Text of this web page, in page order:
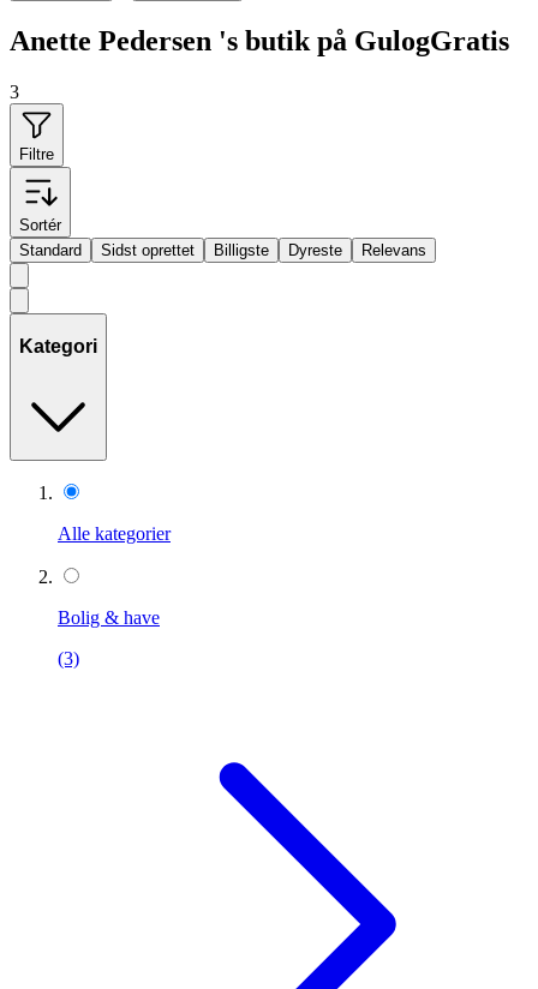
Anette Pedersen 's butik på GulogGratis
3
Filtre
Sortér
Standard
Sidst oprettet Billigste Dyreste Relevans
Kategori
Alle kategorier
Bolig & have
(3)